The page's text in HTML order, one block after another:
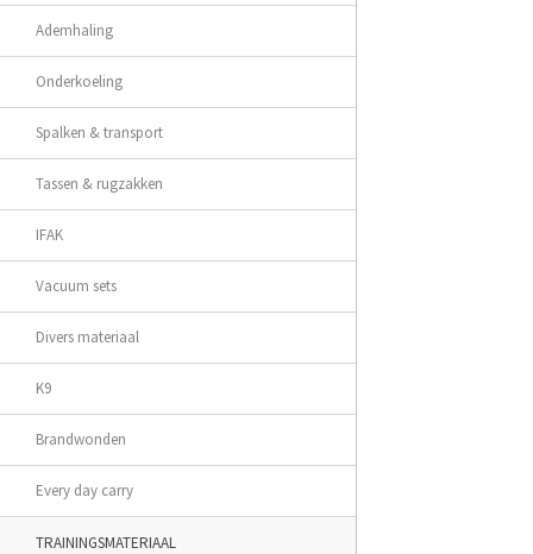
Ademhaling
Onderkoeling
Spalken & transport
Tassen & rugzakken
IFAK
Vacuum sets
Divers materiaal
K9
Brandwonden
Every day carry
TRAININGSMATERIAAL